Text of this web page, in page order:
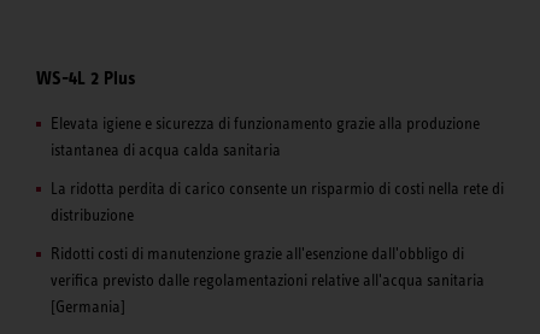
WS-4L 2 Plus
Elevata igiene e sicurezza di funzionamento grazie alla produzione
istantanea di acqua calda sanitaria
La ridotta perdita di carico consente un risparmio di costi nella rete di
distribuzione
Ridotti costi di manutenzione grazie all'esenzione dall'obbligo di
verifica previsto dalle regolamentazioni relative all'acqua sanitaria
[Germania]